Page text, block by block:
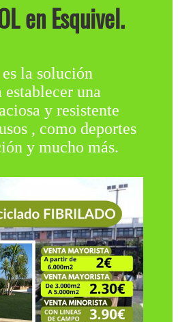
en Esquivel.
la solución
establecer una
y resistente
, como deportes
y mucho más.